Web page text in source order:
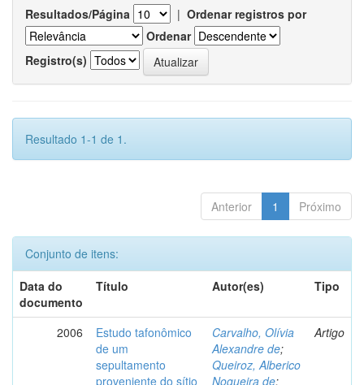
Resultados/Página | Ordenar registros por
Ordenar
Registro(s)
Resultado 1-1 de 1.
Anterior 1 Próximo
Conjunto de itens:
Data do
documento
Título Autor(es) Tipo
2006
Estudo tafonômico
de um
sepultamento
proveniente do sítio
Carvalho, Olívia
Alexandre de;
Queiroz, Alberico
Nogueira de;
Artigo